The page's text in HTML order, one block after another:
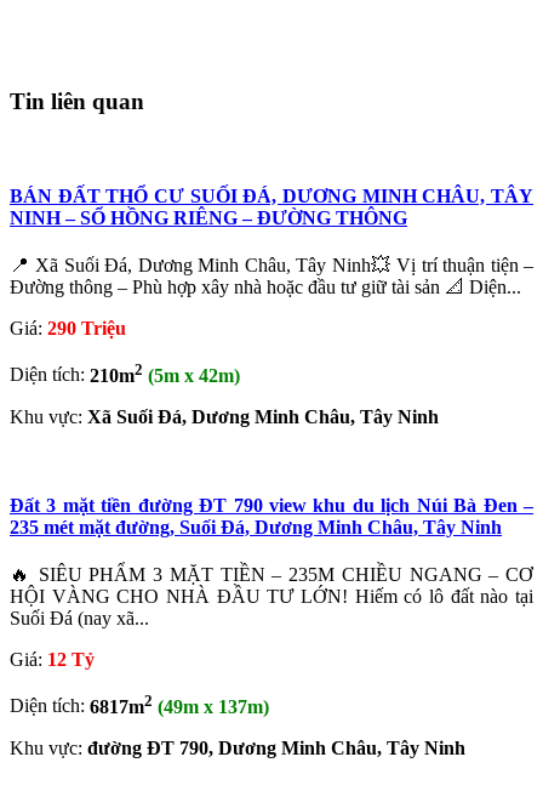
Tin liên quan
BÁN ĐẤT THỔ CƯ SUỐI ĐÁ, DƯƠNG MINH CHÂU, TÂY
NINH – SỔ HỒNG RIÊNG – ĐƯỜNG THÔNG
📍 Xã Suối Đá, Dương Minh Châu, Tây Ninh💥 Vị trí thuận tiện –
Đường thông – Phù hợp xây nhà hoặc đầu tư giữ tài sản 📐 Diện...
Giá: 290 Triệu
Diện tích: 210m2 (5m x 42m)
Khu vực: Xã Suối Đá, Dương Minh Châu, Tây Ninh
Đất 3 mặt tiền đường ĐT 790 view khu du lịch Núi Bà Đen –
235 mét mặt đường, Suối Đá, Dương Minh Châu, Tây Ninh
🔥 SIÊU PHẨM 3 MẶT TIỀN – 235M CHIỀU NGANG – CƠ
HỘI VÀNG CHO NHÀ ĐẦU TƯ LỚN! Hiếm có lô đất nào tại
Suối Đá (nay xã...
Giá: 12 Tỷ
Diện tích: 6817m2 (49m x 137m)
Khu vực: đường ĐT 790, Dương Minh Châu, Tây Ninh